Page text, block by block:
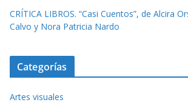
CRÍTICA LIBROS. “Casi Cuentos”, de Alcira
Calvo y Nora Patricia Nardo
Categorías
Artes visuales